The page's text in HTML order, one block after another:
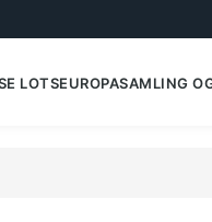
LOTSEUROPASAMLING